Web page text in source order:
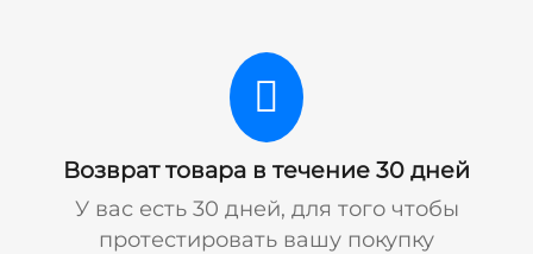
Возврат товара в течение 30 дней
У вас есть 30 дней, для того чтобы
протестировать вашу покупку